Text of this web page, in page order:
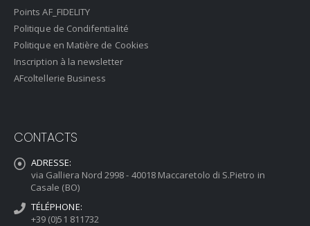
Points AF_FIDELITY
Politique de Condifentialité
Politique en Matière de Cookies
Inscription à la newsletter
AFcoltellerie Business
CONTACTS
ADRESSE:
via Galliera Nord 2998 - 40018 Maccaretolo di S.Pietro in
Casale (BO)
TÉLÉPHONE:
+39 (0)51 811732